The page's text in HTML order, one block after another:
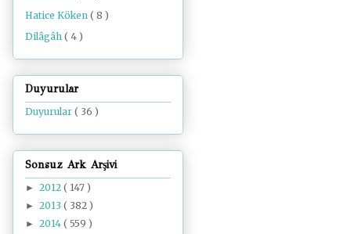
Hatice Köken ( 8 )
Dilâgâh ( 4 )
Duyurular
Duyurular ( 36 )
Sonsuz Ark Arşivi
► 2012 ( 147 )
► 2013 ( 382 )
► 2014 ( 559 )